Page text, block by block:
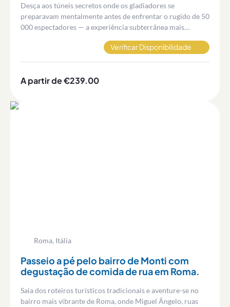
Desça aos túneis secretos onde os gladiadores se
preparavam mentalmente antes de enfrentar o rugido de 50
000 espectadores — a experiência subterrânea mais
Verificar Disponibilidade
A partir de €239.00
Roma, Itália
Passeio a pé pelo bairro de Monti com
degustação de comida de rua em Roma.
Saia dos roteiros turísticos tradicionais e aventure-se no
bairro mais vibrante de Roma, onde Miguel Ângelo, ruas